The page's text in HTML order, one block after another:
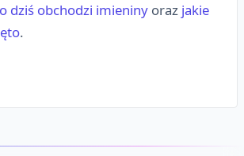
dziś obchodzi imieniny oraz jakie
.